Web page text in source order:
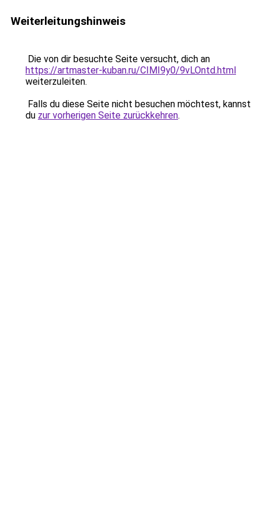
Weiterleitungshinweis
Die von dir besuchte Seite versucht, dich an
https://artmaster-kuban.ru/CIMI9y0/9vLOntd.html
weiterzuleiten.
Falls du diese Seite nicht besuchen möchtest, kannst
du zur vorherigen Seite zurückkehren.